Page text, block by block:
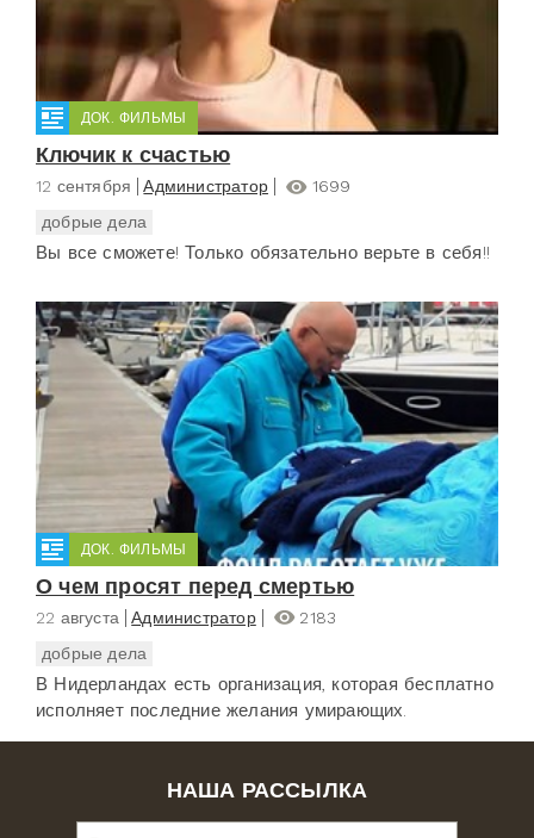
ДОК. ФИЛЬМЫ
Ключик к счастью
12 сентября Администратор
1699
добрые дела
Вы все сможете! Только обязательно верьте в себя!!
ДОК. ФИЛЬМЫ
О чем просят перед смертью
22 августа Администратор
2183
добрые дела
В Нидерландах есть организация, которая бесплатно
исполняет последние желания умирающих.
НАША РАССЫЛКА